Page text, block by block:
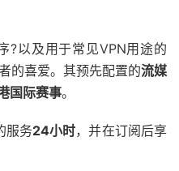
?以及用于常见VPN用途的
的喜爱。其预先配置的流媒
国际赛事。
服务24小时，并在订阅后享